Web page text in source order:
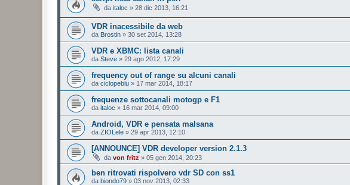
da italoc » 28 dic 2013, 16:21
VDR inacessibile da web
da Brostin » 30 set 2014, 13:28
VDR e XBMC: lista canali
da Steve » 29 ago 2012, 17:29
frequency out of range su alcuni canali
da ciclopeblu » 17 mar 2014, 18:17
frequenze sottocanali motogp e F1
da italoc » 16 mar 2014, 09:00
Android, VDR e pensata malsana
da ZIOLele » 29 apr 2013, 12:10
[ANNOUNCE] VDR developer version 2.1.3
da von fritz » 05 gen 2014, 20:23
ben ritrovati rispolvero vdr SD con ss1
da biondo79 » 03 nov 2013, 02:33